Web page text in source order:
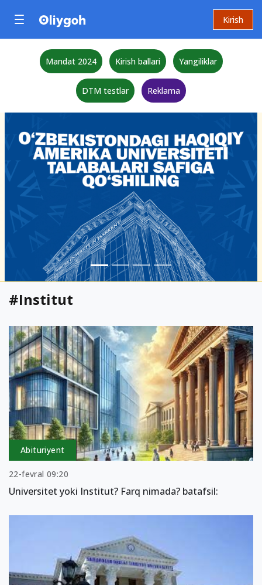
Kirish
Mandat 2024 Kirish ballari Yangiliklar
DTM testlar Reklama
#Institut
Abituriyent
22-fevral 09:20
Universitet yoki Institut? Farq nimada? batafsil: